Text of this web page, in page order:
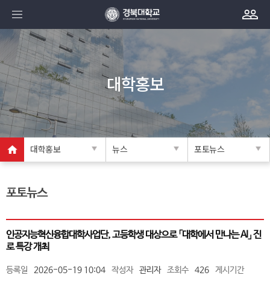
대학홍보
대학홍보 뉴스 포토뉴스
포토뉴스
인공지능혁신융합대학사업단, 고등학생 대상으로 「대학에서 만나는 AI」 진
로 특강 개최
등록일 2026-05-19 10:04 작성자 관리자 조회수 426
게시기간